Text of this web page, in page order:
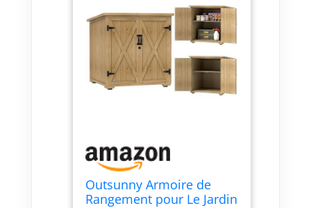
Outsunny Armoire de
Rangement pour Le Jardin